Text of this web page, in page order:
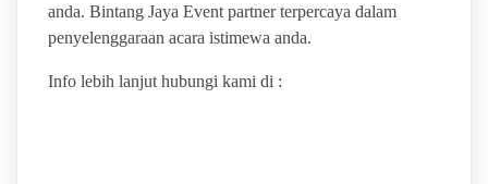
anda. Bintang Jaya Event partner terpercaya dalam
penyelenggaraan acara istimewa anda.
Info lebih lanjut hubungi kami di :